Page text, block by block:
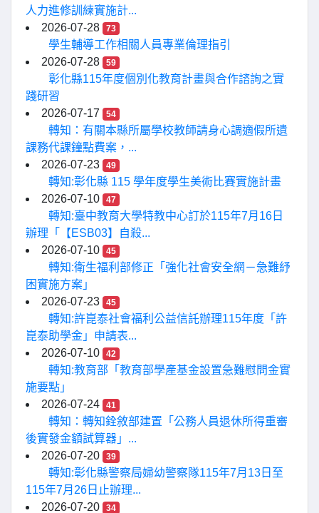
人力進修訓練實施計...
2026-07-28
73
學生輔導工作相關人員專業倫理指引
2026-07-28
59
彰化縣115年度個別化教育計畫與合作諮詢之實
踐研習
2026-07-17
54
轉知：有關本縣所屬學校教師請身心調適假所遺
課務代課鐘點費案，...
2026-07-23
49
轉知:彰化縣 115 學年度學生美術比賽實施計畫
2026-07-10
47
轉知:臺中教育大學特教中心訂於115年7月16日
辦理「【ESB03】自殺...
2026-07-10
45
轉知:衛生福利部修正「強化社會安全網－急難紓
困實施方案」
2026-07-23
45
轉知:許崑泰社會福利公益信託辦理115年度「許
崑泰助學金」申請表...
2026-07-10
42
轉知:教育部「教育部學產基金設置急難慰問金實
施要點」
2026-07-24
41
轉知：轉知銓敘部建置「公務人員退休所得重審
後實發金額試算器」...
2026-07-20
39
轉知:彰化縣警察局婦幼警察隊115年7月13日至
115年7月26日止辦理...
2026-07-20
34